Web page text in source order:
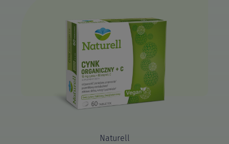
Naturell